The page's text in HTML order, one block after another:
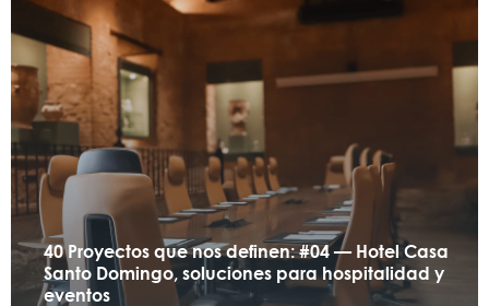
40 Proyectos que nos definen: #04 — Hotel Casa
Santo Domingo, soluciones para hospitalidad y
eventos